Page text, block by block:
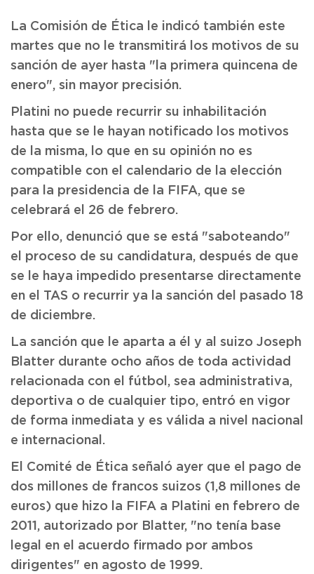
La Comisión de Ética le indicó también este
martes que no le transmitirá los motivos de su
sanción de ayer hasta "la primera quincena de
enero", sin mayor precisión.
Platini no puede recurrir su inhabilitación
hasta que se le hayan notificado los motivos
de la misma, lo que en su opinión no es
compatible con el calendario de la elección
para la presidencia de la FIFA, que se
celebrará el 26 de febrero.
Por ello, denunció que se está "saboteando"
el proceso de su candidatura, después de que
se le haya impedido presentarse directamente
en el TAS o recurrir ya la sanción del pasado 18
de diciembre.
La sanción que le aparta a él y al suizo Joseph
Blatter durante ocho años de toda actividad
relacionada con el fútbol, sea administrativa,
deportiva o de cualquier tipo, entró en vigor
de forma inmediata y es válida a nivel nacional
e internacional.
El Comité de Ética señaló ayer que el pago de
dos millones de francos suizos (1,8 millones de
euros) que hizo la FIFA a Platini en febrero de
2011, autorizado por Blatter, "no tenía base
legal en el acuerdo firmado por ambos
dirigentes" en agosto de 1999.